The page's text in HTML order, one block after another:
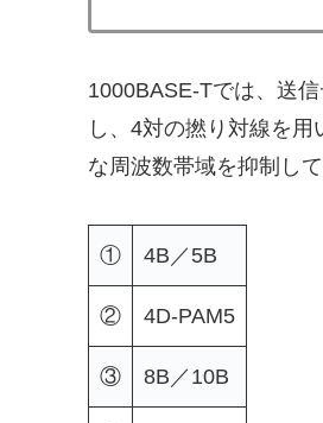
1000BASE-Tでは、送
し、4対の撚り対線を
な周波数帯域を抑制して
① 4B／5B
② 4D-PAM5
③ 8B／10B